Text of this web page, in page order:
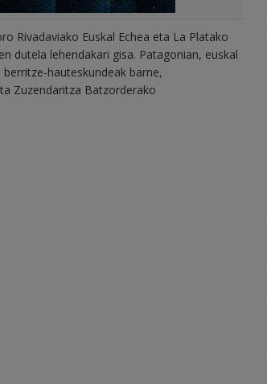
Rivadaviako Euskal Echea eta La Platako
dutela lehendakari gisa. Patagonian, euskal
hauteskundeak barne,
Zuzendaritza Batzorderako